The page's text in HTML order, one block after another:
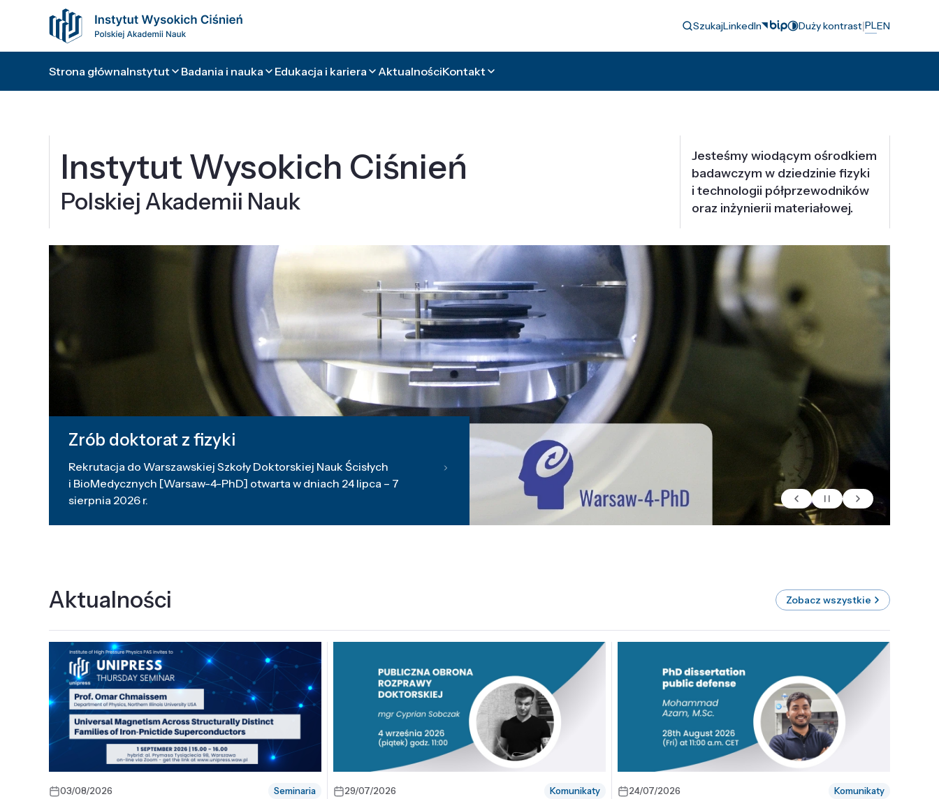
SzukajLinkedIn Duży kontrast|PLEN
Strona głównaInstytut Badania i nauka Edukacja i kariera AktualnościKontakt
Instytut Wysokich Ciśnień
Polskiej Akademii Nauk
Jesteśmy wiodącym ośrodkiem
badawczym w dziedzinie fizyki
i technologii półprzewodników
oraz inżynierii materiałowej.
Zrób doktorat z fizyki
Rekrutacja do Warszawskiej Szkoły Doktorskiej Nauk Ścisłych
i BioMedycznych [Warsaw-4-PhD] otwarta w dniach 24 lipca – 7
sierpnia 2026 r.
Aktualności Zobacz wszystkie
03/08/2026 Seminaria 29/07/2026 Komunikaty 24/07/2026 Komunikaty